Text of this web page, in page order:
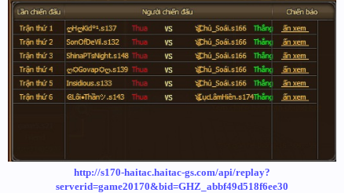
http://s170-haitac.haitac-gs.com/api/replay?
serverid=game20170&bid=GHZ_abbf49d518f6ee30